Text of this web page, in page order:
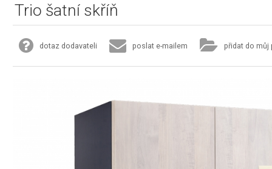
Trio šatní skříň
dotaz dodavateli poslat e-mailem přidat do můj